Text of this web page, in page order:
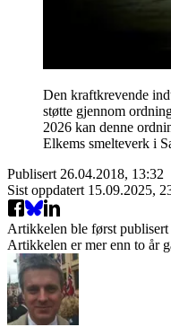
Den kraftkrevende
støtte gjennom
2026 kan denne
Elkems smelteverk i
Publisert 26.04.2018, 13:32
Sist oppdatert 15.09.2025,
Artikkelen ble først publisert
Artikkelen er mer enn to år